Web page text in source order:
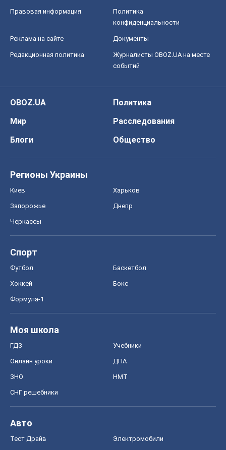
Правовая информация
Политика
конфиденциальности
Реклама на сайте Документы
Редакционная политика
Журналисты OBOZ.UA на месте
событий
OBOZ.UA
Политика
Мир
Расследования
Блоги
Общество
Регионы Украины
Киев Харьков
Запорожье Днепр
Черкассы
Спорт
Футбол Баскетбол
Хоккей Бокс
Формула-1
Моя школа
ГДЗ Учебники
Онлайн уроки ДПА
ЗНО НМТ
СНГ решебники
Авто
Тест Драйв Электромобили